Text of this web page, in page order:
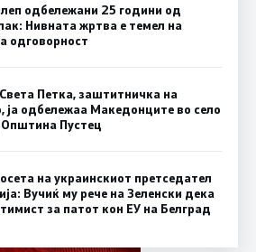
одбележани 25 години од
Нивната жртва е темел на
одговорност
Петка, заштитничка на
ја одбележаа Македонците во село
Општина Пустец
на украинскиот претседател
Вучиќ му рече на Зеленски дека
за патот кон ЕУ на Белград